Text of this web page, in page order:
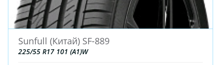
Sunfull (Китай) SF-889
225/55 R17 101 (A1)W